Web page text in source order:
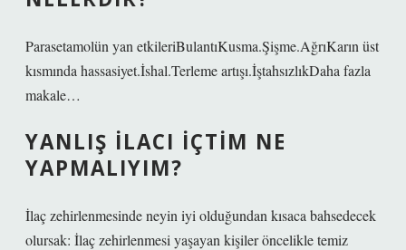
Parasetamolün yan etkileriBulantıKusma.Şişme.AğrıKarın üst
kısmında hassasiyet.İshal.Terleme artışı.İştahsızlıkDaha fazla
makale…
YANLIŞ ILACI IÇTIM NE
YAPMALIYIM?
İlaç zehirlenmesinde neyin iyi olduğundan kısaca bahsedecek
olursak: İlaç zehirlenmesi yaşayan kişiler öncelikle temiz